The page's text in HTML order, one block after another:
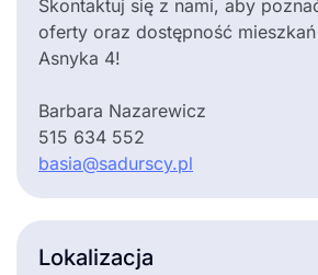
Skontaktuj się z nami, aby
oferty oraz dostępność
Asnyka 4!
Barbara Nazarewicz
515 634 552
basia@sadurscy.pl
Lokalizacja